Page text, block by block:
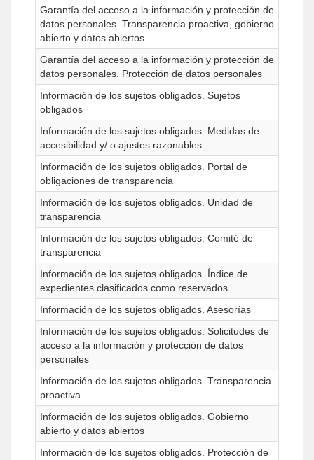
Garantía del acceso a la información y protección de
datos personales. Transparencia proactiva, gobierno
abierto y datos abiertos
Garantía del acceso a la información y protección de
datos personales. Protección de datos personales
Información de los sujetos obligados. Sujetos
obligados
Información de los sujetos obligados. Medidas de
accesibilidad y/ o ajustes razonables
Información de los sujetos obligados. Portal de
obligaciones de transparencia
Información de los sujetos obligados. Unidad de
transparencia
Información de los sujetos obligados. Comité de
transparencia
Información de los sujetos obligados. Índice de
expedientes clasificados como reservados
Información de los sujetos obligados. Asesorías
Información de los sujetos obligados. Solicitudes de
acceso a la información y protección de datos
personales
Información de los sujetos obligados. Transparencia
proactiva
Información de los sujetos obligados. Gobierno
abierto y datos abiertos
Información de los sujetos obligados. Protección de